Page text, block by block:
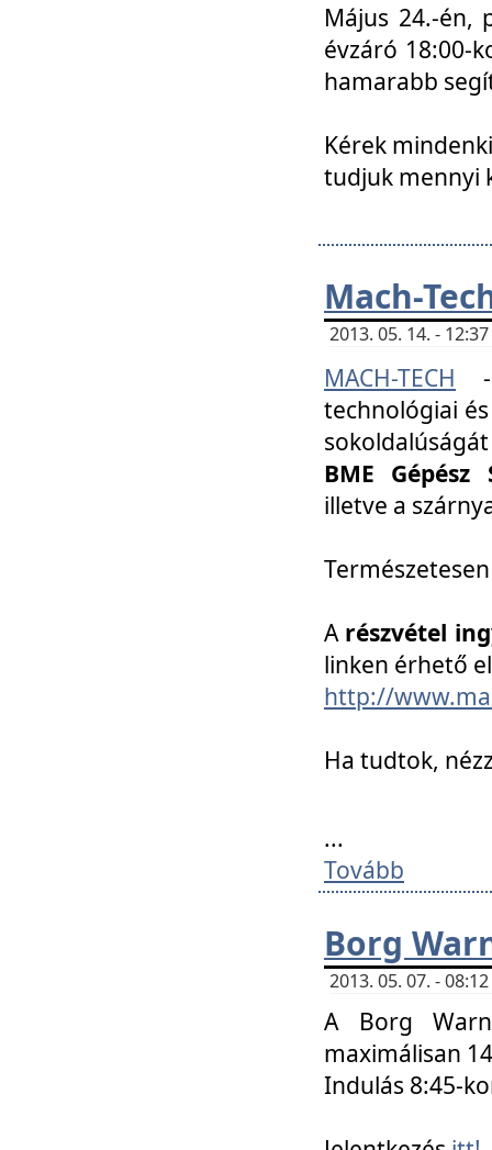
Május 24.-én,
évzáró 18:00-
hamarabb
Kérek
tudjuk mennyi
Mach-
2013. 05. 14. -
MACH-TECH
technológiai
BME
illetve a
A részvétel
linken érhető
http://
Ha tudtok,
...
Tovább
Borg
2013. 05. 07. -
A Borg
maximálisan
Indulás 8:45-